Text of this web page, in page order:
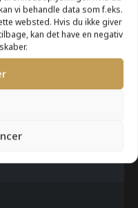
vi behandle data som f.eks.
websted. Hvis du ikke giver
kan det have en negativ
11:00 - 16:00